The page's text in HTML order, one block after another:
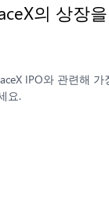
의 상장
IPO와 관련해
요.